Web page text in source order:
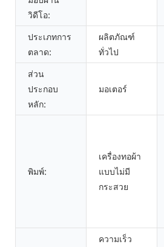
วิดีโอ:
ประเภทการ
ตลาด:
ผลิตภัณฑ์
ทั่วไป
ส่วน
ประกอบ
หลัก:
มอเตอร์
พิมพ์:
เครื่องทอผ้า
แบบไม่มี
กระสวย
ความเร็ว